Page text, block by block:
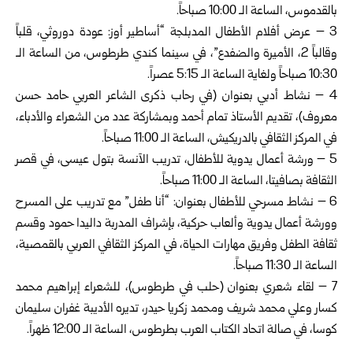
بالقدموس، الساعة الـ 10:00 صباحاً.
3 – عرض أفلام الأطفال المدبلجة “أساطير أوز: عودة دوروثي، قلباً
وقالباً 2، الأميرة والضفدع”، في سينما كندي طرطوس، من الساعة الـ
10:30 صباحاً ولغاية الساعة الـ 5:15 عصراً.
4 – نشاط أدبي بعنوان (في رحاب ذكرى الشاعر العربي حامد حسن
معروف)، تقديم الأستاذ تمام أحمد وبمشاركة عدد من الشعراء والأدباء،
في المركز الثقافي بالدريكيش، الساعة الـ 11:00 صباحاً.
5 – ورشة أعمال يدوية للأطفال، تدريب الآنسة بتول عيسى، في قصر
الثقافة بصافيتا، الساعة الـ 11:00 صباحاً.
6 – نشاط مسرحي للأطفال بعنوان: “أنا طفل” مع تدريب على المسرح
وورشة أعمال يدوية وألعاب حركية، بإشراف المدربة داليدا حمود وقسم
ثقافة الطفل وفريق مهارات الحياة، في المركز الثقافي العربي بالقمصية،
الساعة الـ 11:30 صباحاً.
7 – لقاء شعري بعنوان (حلب في طرطوس)، للشعراء إبراهيم محمد
كسار وعلي محمد شريف ومحمد زكريا حيدر، تديره الأديبة غفران سليمان
كوسا، في صالة اتحاد الكتاب العرب بطرطوس، الساعة الـ 12:00 ظهراً.